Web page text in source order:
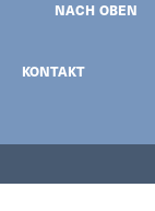
NACH OBEN
KONTAKT